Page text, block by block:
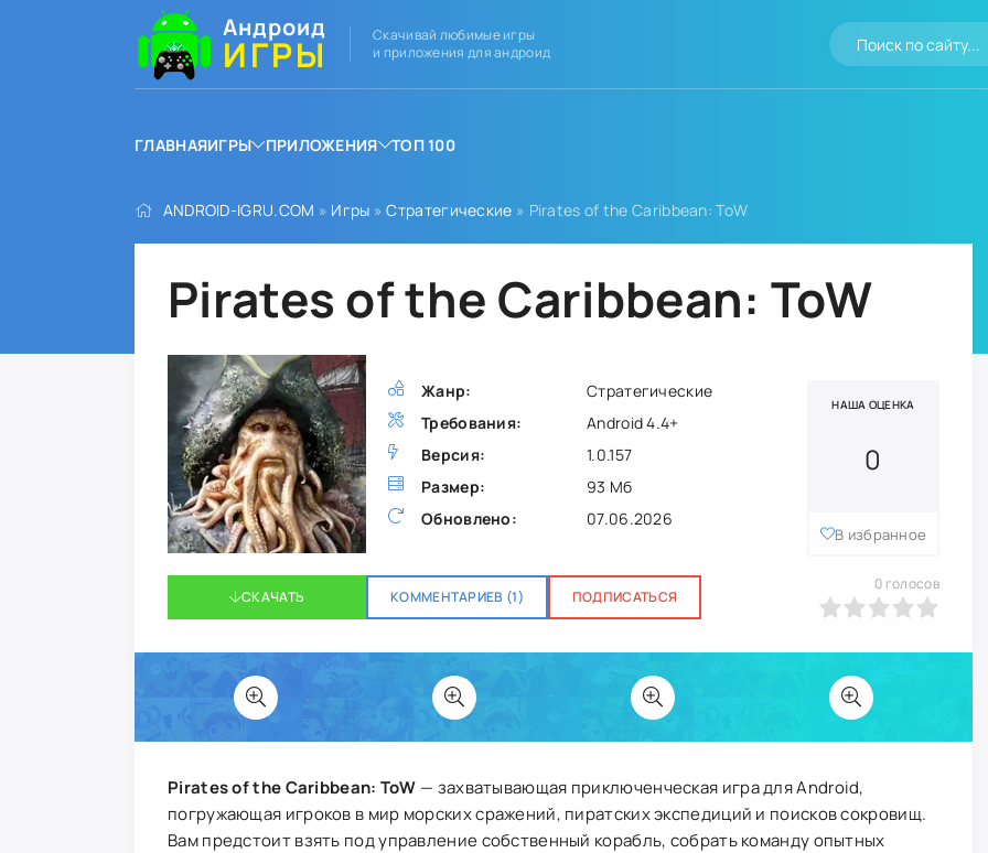
Андроид
ИГРЫ
Скачивай любимые игры
и приложения для андроид
ГЛАВНАЯИГРЫ ПРИЛОЖЕНИЯ ТОП 100
ANDROID-IGRU.COM » Игры »Стратегические » Pirates of the Caribbean: ToW
Pirates of the Caribbean: ToW
Жанр:
Стратегические
Требования:
Android 4.4+
Версия:
1.0.157
Размер:
93 Мб
Обновлено:
07.06.2026
НАША ОЦЕНКА
0
В избранное
СКАЧАТЬ КОММЕНТАРИЕВ (1) ПОДПИСАТЬСЯ
0
0 голосов
Pirates of the Caribbean: ToW — захватывающая приключенческая игра для Android,
погружающая игроков в мир морских сражений, пиратских экспедиций и поисков сокровищ.
Вам предстоит взять под управление собственный корабль, собрать команду опытных